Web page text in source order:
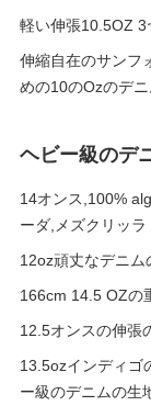
軽い伸張10.5OZ
伸縮自在のサンフ
めの10のOzのデ
ヘビー級のデ
14オンス,100%
ーダ,メズクリッ
12oz頑丈なデニム
166cm 14.5 OZの
12.5オンスの伸張
13.5ozインディゴ
ー級のデニムの生